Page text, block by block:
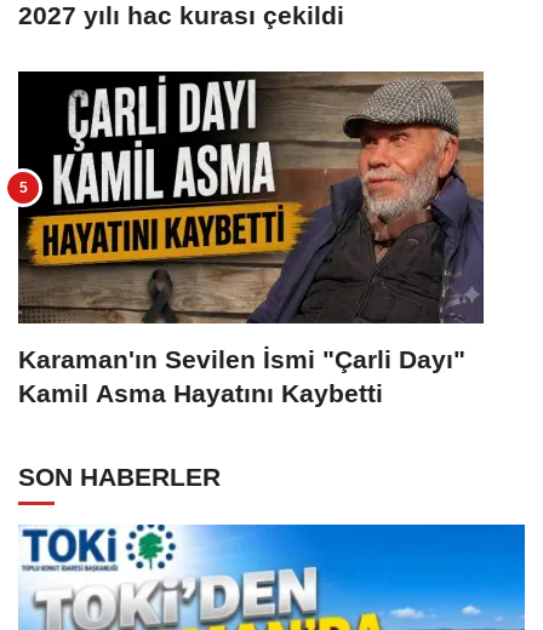
2027 yılı hac kurası çekildi
Karaman'ın Sevilen İsmi "Çarli Dayı"
Kamil Asma Hayatını Kaybetti
SON HABERLER